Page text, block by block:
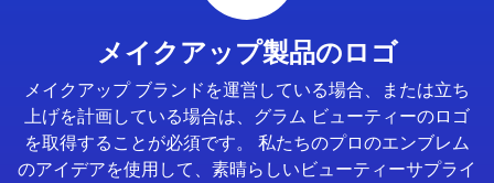
メイクアップ製品のロゴ
メイクアップ ブランドを運営している場合、または立ち
上げを計画している場合は、グラム ビューティーのロゴ
を取得することが必須です。 私たちのプロのエンブレム
のアイデアを使用して、素晴らしいビューティーサプライ